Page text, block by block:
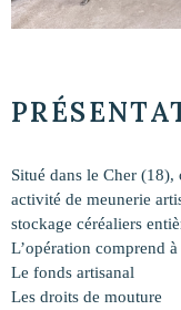
Situé dans le Cher
activité de meunerie
stockage céréaliers
L’opération comprend
Le fonds artisanal
Les droits de mouture